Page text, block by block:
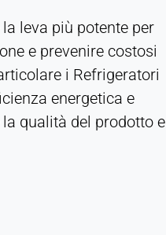
leva più potente per
e prevenire costosi
i Refrigeratori
energetica e
qualità del prodotto e